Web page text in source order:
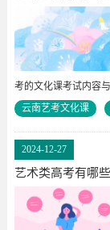
考的文化课考试内容
云南艺考文化课
2024-12-27
艺术类高考有哪